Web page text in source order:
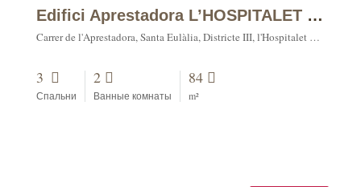
Edifici Aprestadora L’HOSPITALET DE LLOBREGAT
Carrer de l'Aprestadora, Santa Eulàlia, Districte III, l'Hospitalet de Llobregat, Barcelonès, Barcelona, 08902, España
3
Спальни
2
Ванные комнаты
84
m²